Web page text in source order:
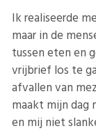
Ik realiseerde
maar in de
tussen eten en
vrijbrief los te
afvallen van
maakt mijn dag
en mij niet